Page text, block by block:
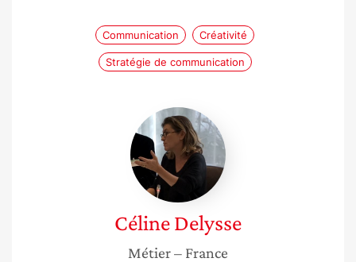
Communication Créativité
Stratégie de communication
Céline
Delysse
CélineDelysse
Métier– France